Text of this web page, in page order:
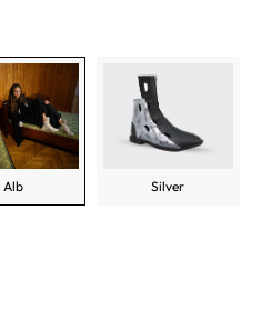
Alb Silver